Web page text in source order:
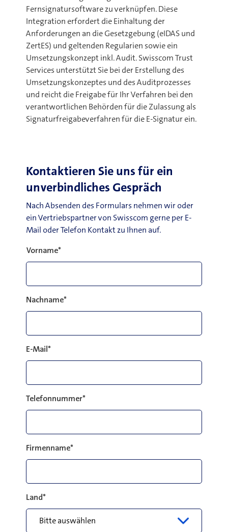
Fernsignatursoftware zu verknüpfen. Diese
Integration erfordert die Einhaltung der
Anforderungen an die Gesetzgebung (eIDAS und
ZertES) und geltenden Regularien sowie ein
Umsetzungskonzept inkl. Audit. Swisscom Trust
Services unterstützt Sie bei der Erstellung des
Umsetzungskonzeptes und des Auditprozesses
und reicht die Freigabe für Ihr Verfahren bei den
verantwortlichen Behörden für die Zulassung als
Signaturfreigabeverfahren für die E-Signatur ein.
Kontaktieren Sie uns für ein
unverbindliches Gespräch
Nach Absenden des Formulars nehmen wir oder
ein Vertriebspartner von Swisscom gerne per E-
Mail oder Telefon Kontakt zu Ihnen auf.
Vorname*
Nachname*
E-Mail*
Telefonnummer*
Firmenname*
Land*